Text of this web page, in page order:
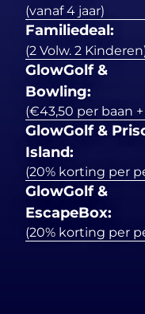
(vanaf 4 jaar)
Familiedeal:
(2 Volw. 2
GlowGolf &
Bowling:
(€43,50 per baan
GlowGolf &
Island:
(20% korting per
GlowGolf &
EscapeBox:
(20% korting per